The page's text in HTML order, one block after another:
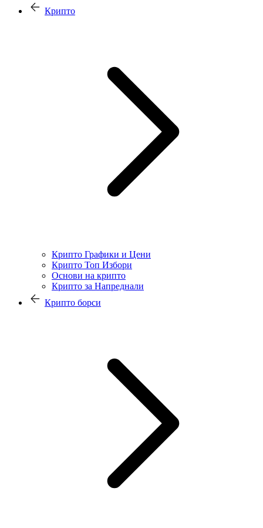
Крипто
Крипто Графики и Цени
Крипто Топ Избори
Основи на крипто
Крипто за Напреднали
Крипто борси